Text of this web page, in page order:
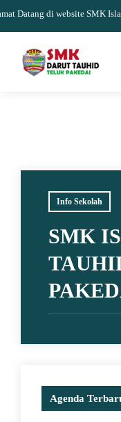
Datang di website SMK
Info Sekolah
SMK
Agenda